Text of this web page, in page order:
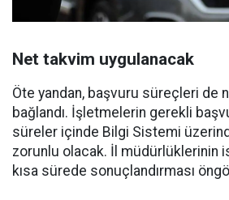
Net takvim uygulanacak
Öte yandan, başvuru süreçleri de
bağlandı. İşletmelerin gerekli
süreler içinde Bilgi Sistemi
zorunlu olacak. İl müdürlüklerinin
kısa sürede sonuçlandırması